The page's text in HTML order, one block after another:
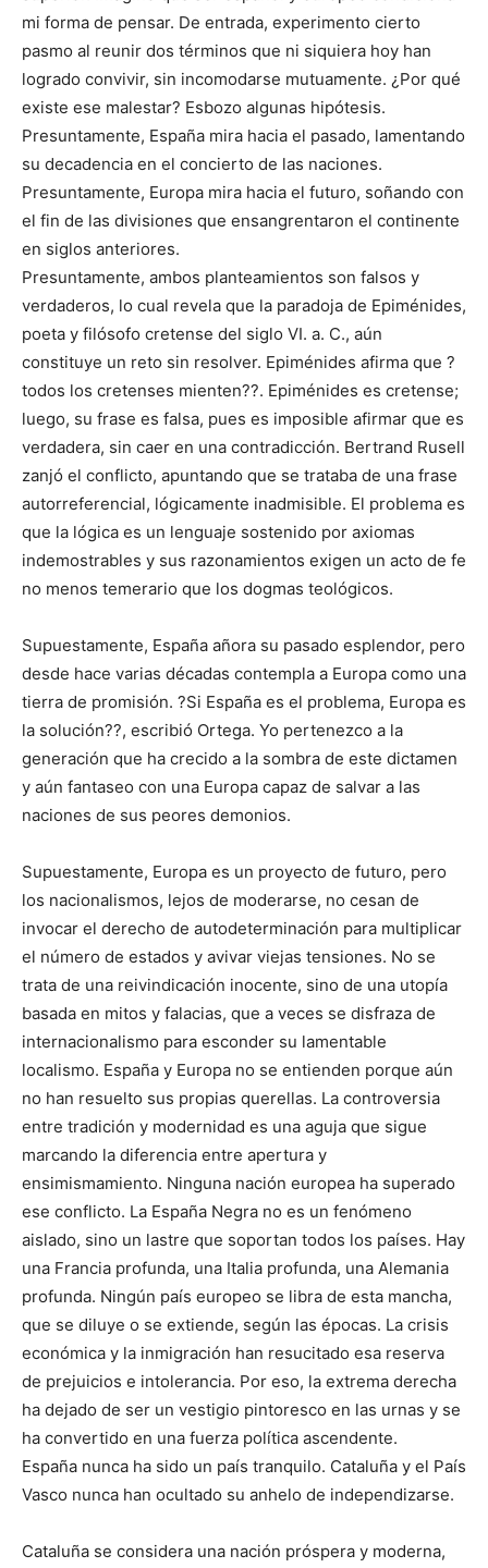
mi forma de pensar. De entrada, experimento cierto
pasmo al reunir dos términos que ni siquiera hoy han
logrado convivir, sin incomodarse mutuamente. ¿Por qué
existe ese malestar? Esbozo algunas hipótesis.
Presuntamente, España mira hacia el pasado, lamentando
su decadencia en el concierto de las naciones.
Presuntamente, Europa mira hacia el futuro, soñando con
el fin de las divisiones que ensangrentaron el continente
en siglos anteriores.
Presuntamente, ambos planteamientos son falsos y
verdaderos, lo cual revela que la paradoja de Epiménides,
poeta y filósofo cretense del siglo VI. a. C., aún
constituye un reto sin resolver. Epiménides afirma que ?
todos los cretenses mienten??. Epiménides es cretense;
luego, su frase es falsa, pues es imposible afirmar que es
verdadera, sin caer en una contradicción. Bertrand Rusell
zanjó el conflicto, apuntando que se trataba de una frase
autorreferencial, lógicamente inadmisible. El problema es
que la lógica es un lenguaje sostenido por axiomas
indemostrables y sus razonamientos exigen un acto de fe
no menos temerario que los dogmas teológicos.
Supuestamente, España añora su pasado esplendor, pero
desde hace varias décadas contempla a Europa como una
tierra de promisión. ?Si España es el problema, Europa es
la solución??, escribió Ortega. Yo pertenezco a la
generación que ha crecido a la sombra de este dictamen
y aún fantaseo con una Europa capaz de salvar a las
naciones de sus peores demonios.
Supuestamente, Europa es un proyecto de futuro, pero
los nacionalismos, lejos de moderarse, no cesan de
invocar el derecho de autodeterminación para multiplicar
el número de estados y avivar viejas tensiones. No se
trata de una reivindicación inocente, sino de una utopía
basada en mitos y falacias, que a veces se disfraza de
internacionalismo para esconder su lamentable
localismo. España y Europa no se entienden porque aún
no han resuelto sus propias querellas. La controversia
entre tradición y modernidad es una aguja que sigue
marcando la diferencia entre apertura y
ensimismamiento. Ninguna nación europea ha superado
ese conflicto. La España Negra no es un fenómeno
aislado, sino un lastre que soportan todos los países. Hay
una Francia profunda, una Italia profunda, una Alemania
profunda. Ningún país europeo se libra de esta mancha,
que se diluye o se extiende, según las épocas. La crisis
económica y la inmigración han resucitado esa reserva
de prejuicios e intolerancia. Por eso, la extrema derecha
ha dejado de ser un vestigio pintoresco en las urnas y se
ha convertido en una fuerza política ascendente.
España nunca ha sido un país tranquilo. Cataluña y el País
Vasco nunca han ocultado su anhelo de independizarse.
Cataluña se considera una nación próspera y moderna,